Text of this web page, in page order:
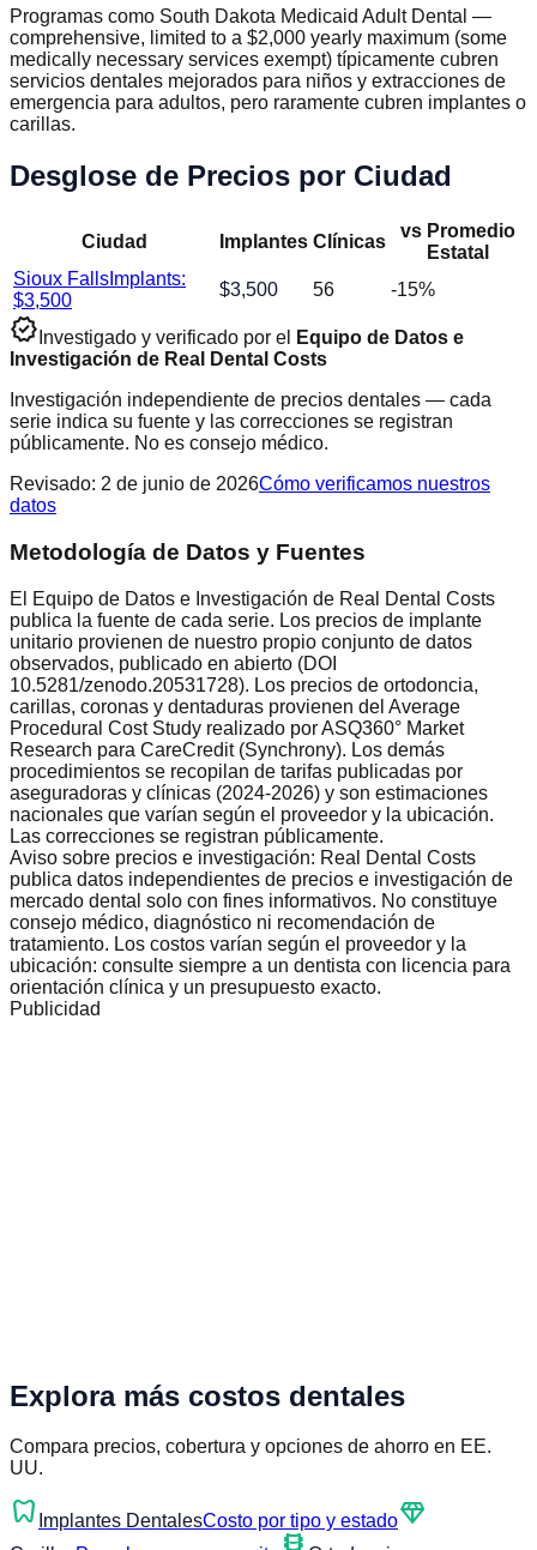
Programas como South Dakota Medicaid Adult Dental —
comprehensive, limited to a $2,000 yearly maximum (some
medically necessary services exempt) típicamente cubren
servicios dentales mejorados para niños y extracciones de
emergencia para adultos, pero raramente cubren implantes o
carillas.
Desglose de Precios por Ciudad
Ciudad Implantes Clínicas
vs Promedio
Estatal
Sioux Falls Implants:
$3,500
$3,500 56 -15%
verified Investigado y verificado por el
Equipo de Datos e
Investigación de Real Dental Costs
Investigación independiente de precios dentales — cada
serie indica su fuente y las correcciones se registran
públicamente. No es consejo médico.
Revisado: 2 de junio de 2026Cómo verificamos nuestros
datos
Metodología de Datos y Fuentes
El Equipo de Datos e Investigación de Real Dental Costs
publica la fuente de cada serie. Los precios de implante
unitario provienen de nuestro propio conjunto de datos
observados, publicado en abierto (DOI
10.5281/zenodo.20531728). Los precios de ortodoncia,
carillas, coronas y dentaduras provienen del Average
Procedural Cost Study realizado por ASQ360° Market
Research para CareCredit (Synchrony). Los demás
procedimientos se recopilan de tarifas publicadas por
aseguradoras y clínicas (2024-2026) y son estimaciones
nacionales que varían según el proveedor y la ubicación.
Las correcciones se registran públicamente.
Aviso sobre precios e investigación: Real Dental Costs
publica datos independientes de precios e investigación de
mercado dental solo con fines informativos. No constituye
consejo médico, diagnóstico ni recomendación de
tratamiento. Los costos varían según el proveedor y la
ubicación: consulte siempre a un dentista con licencia para
orientación clínica y un presupuesto exacto.
Publicidad
Explora más costos dentales
Compara precios, cobertura y opciones de ahorro en EE.
UU.
dentistry Implantes DentalesCosto por tipo y estadodiamond